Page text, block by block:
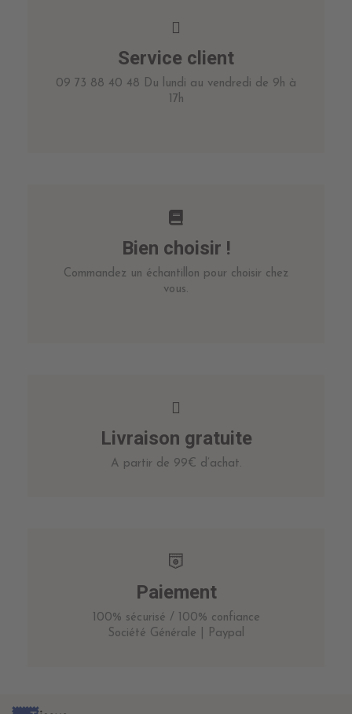
Service client
09 73 88 40 48 Du lundi au vendredi de 9h à
17h
Bien choisir !
Commandez un échantillon pour choisir chez
vous.
Livraison gratuite
A partir de 99€ d’achat.
Paiement
100% sécurisé / 100% confiance
Société Générale | Paypal